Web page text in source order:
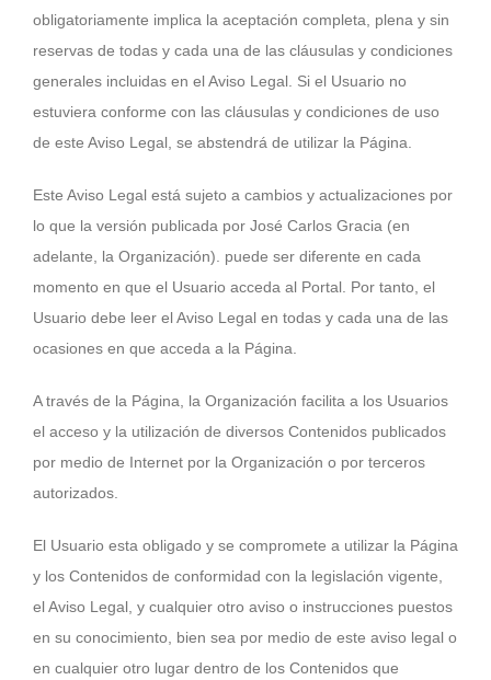
obligatoriamente implica la aceptación completa, plena y sin
reservas de todas y cada una de las cláusulas y condiciones
generales incluidas en el Aviso Legal. Si el Usuario no
estuviera conforme con las cláusulas y condiciones de uso
de este Aviso Legal, se abstendrá de utilizar la Página.
Este Aviso Legal está sujeto a cambios y actualizaciones por
lo que la versión publicada por José Carlos Gracia (en
adelante, la Organización). puede ser diferente en cada
momento en que el Usuario acceda al Portal. Por tanto, el
Usuario debe leer el Aviso Legal en todas y cada una de las
ocasiones en que acceda a la Página.
A través de la Página, la Organización facilita a los Usuarios
el acceso y la utilización de diversos Contenidos publicados
por medio de Internet por la Organización o por terceros
autorizados.
El Usuario esta obligado y se compromete a utilizar la Página
y los Contenidos de conformidad con la legislación vigente,
el Aviso Legal, y cualquier otro aviso o instrucciones puestos
en su conocimiento, bien sea por medio de este aviso legal o
en cualquier otro lugar dentro de los Contenidos que